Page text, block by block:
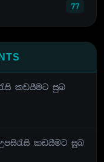
77
කඩයීමට සුබ
කඩයීමට සුබ